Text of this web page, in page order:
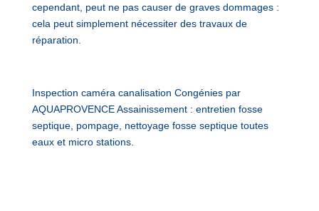
cependant, peut ne pas causer de graves dommages :
cela peut simplement nécessiter des travaux de
réparation.
Inspection caméra canalisation Congénies par
AQUAPROVENCE Assainissement : entretien fosse
septique, pompage, nettoyage fosse septique toutes
eaux et micro stations.